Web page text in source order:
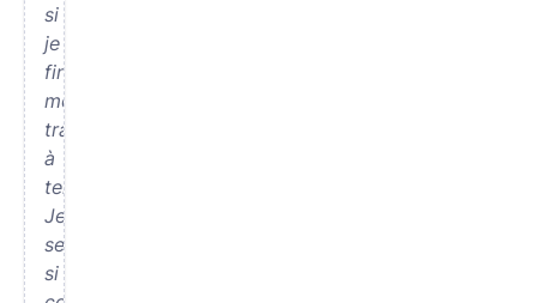
si
je
finis
mon
travail
à
temps.
Je
serais
si